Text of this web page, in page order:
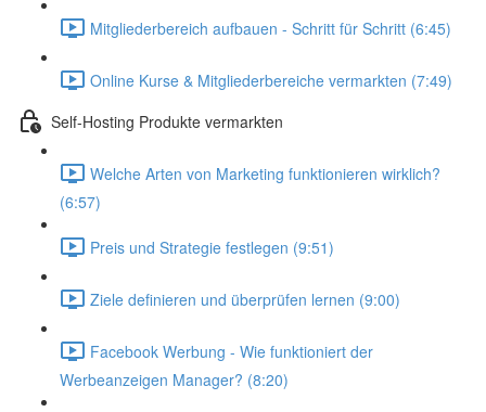
Mitgliederbereich aufbauen - Schritt für Schritt (6:45)
Online Kurse & Mitgliederbereiche vermarkten (7:49)
Self-Hosting Produkte vermarkten
Welche Arten von Marketing funktionieren wirklich?
(6:57)
Preis und Strategie festlegen (9:51)
Ziele definieren und überprüfen lernen (9:00)
Facebook Werbung - Wie funktioniert der
Werbeanzeigen Manager? (8:20)